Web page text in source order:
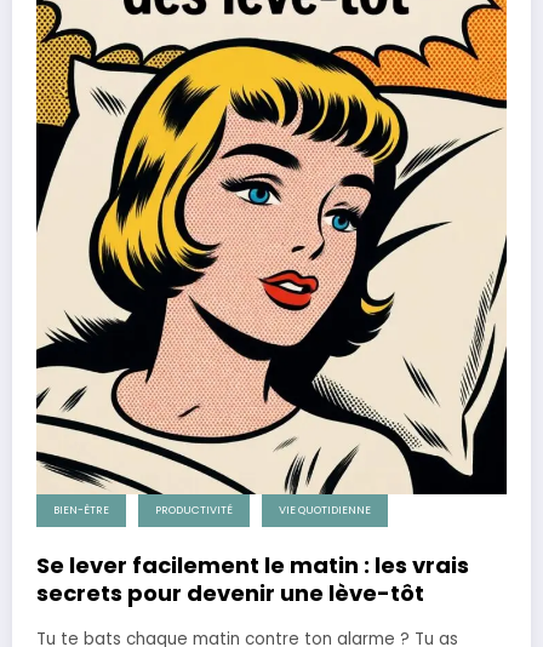
BIEN-ÊTRE PRODUCTIVITÉ VIE QUOTIDIENNE
Se lever facilement le matin : les vrais
secrets pour devenir une lève-tôt
Tu te bats chaque matin contre ton alarme ? Tu as